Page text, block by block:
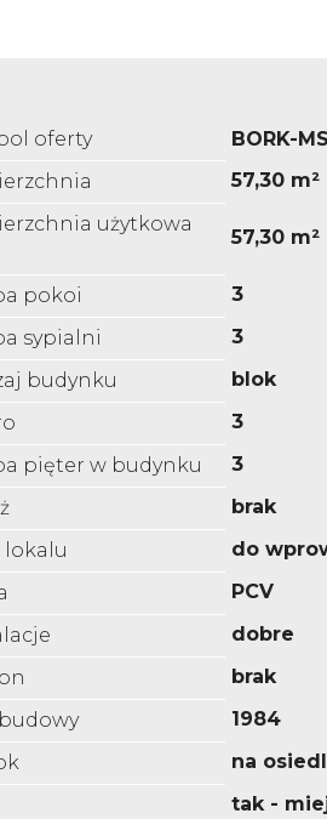
oferty
BORK-
57,30 m²
użytkowa
57,30 m²
pokoi
3
sypialni
3
budynku
blok
3
pięter w budynku
3
brak
lokalu
do
PCV
dobre
brak
1984
na
tak -